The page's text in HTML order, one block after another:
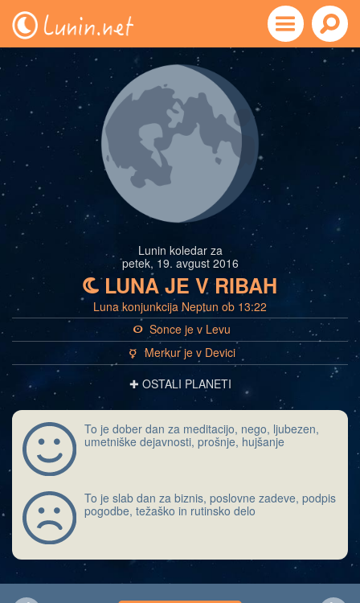
Lunin koledar za
petek, 19. avgust 2016
bLUNA JE V RIBAH
Luna konjunkcija Neptun ob 13:22
a Sonce je v Levu
c Merkur je v Devici
✚ OSTALI PLANETI
To je dober dan za meditacijo, nego, ljubezen,
umetniške dejavnosti, prošnje, hujšanje
To je slab dan za biznis, poslovne zadeve, podpis
pogodbe, težaško in rutinsko delo